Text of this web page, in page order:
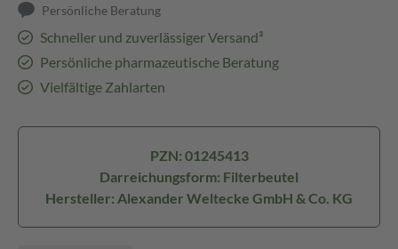
Persönliche Beratung
Schneller und zuverlässiger Versand³
Persönliche pharmazeutische Beratung
Vielfältige Zahlarten
PZN: 01245413
Darreichungsform: Filterbeutel
Hersteller: Alexander Weltecke GmbH & Co. KG